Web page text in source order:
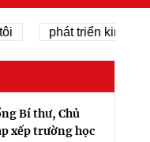
phát triển kinh tế tư
Bí thư, Chủ
xếp trường học